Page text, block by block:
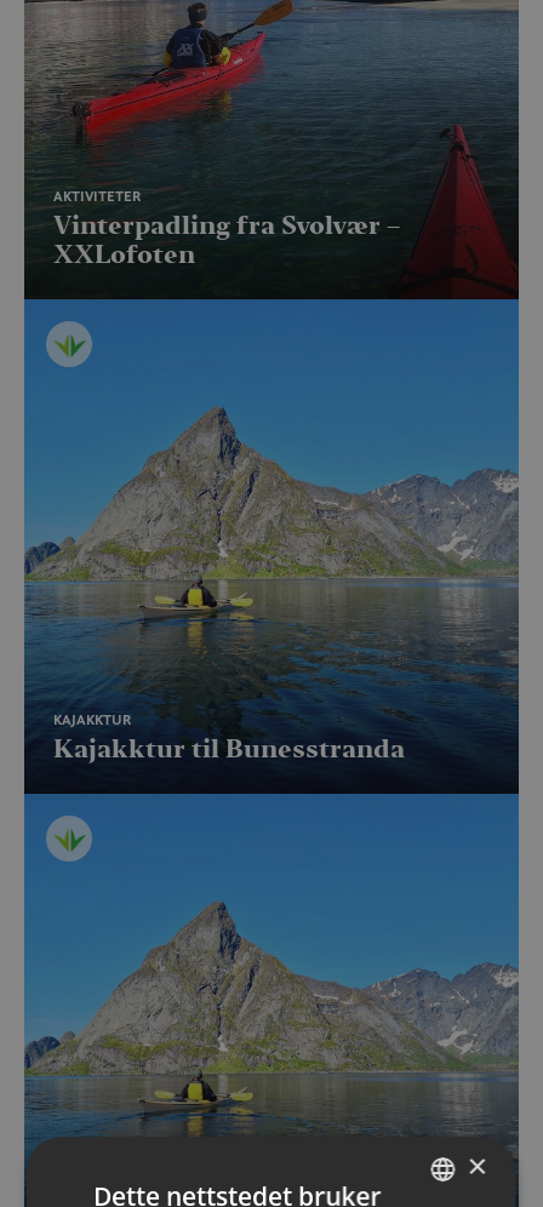
AKTIVITETER
Vinterpadling fra Svolvær –
XXLofoten
KAJAKKTUR
Kajakktur til Bunesstranda
KAJAKKTUR ×
Dette nettstedet bruker